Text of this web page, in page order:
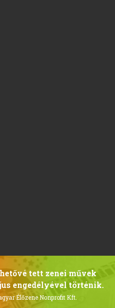
tett zenei művek
engedélyével történik.
Élőzene Nonprofit Kft.